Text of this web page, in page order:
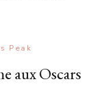
Peak
aux Oscars